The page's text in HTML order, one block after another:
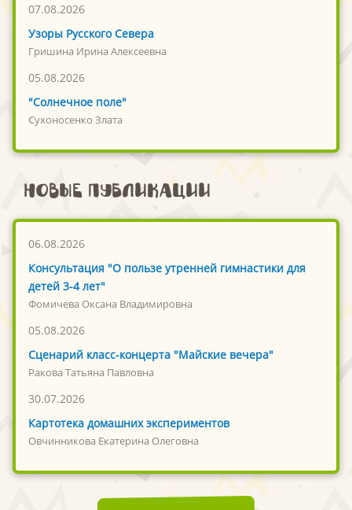
07.08.2026
Узоры Русского Севера
Гришина Ирина Алексеевна
05.08.2026
"Солнечное поле"
Сухоносенко Злата
Новые публикации
06.08.2026
Консультация "О пользе утренней гимнастики для
детей 3-4 лет"
Фомичева Оксана Владимировна
05.08.2026
Сценарий класс-концерта "Майские вечера"
Ракова Татьяна Павловна
30.07.2026
Картотека домашних экспериментов
Овчинникова Екатерина Олеговна